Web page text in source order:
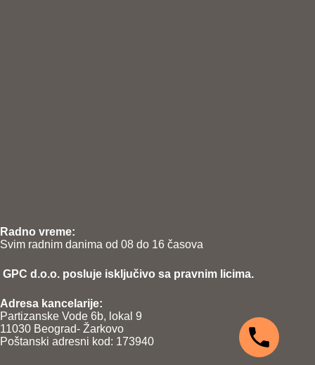
Radno vreme:
Svim radnim danima od 08 do 16 časova
GPC d.o.o. posluje isključivo sa pravnim licima.
Adresa kancelarije:
Partizanske Vode 6b, lokal 9
11030 Beograd- Žarkovo
Poštanski adresni kod: 173940